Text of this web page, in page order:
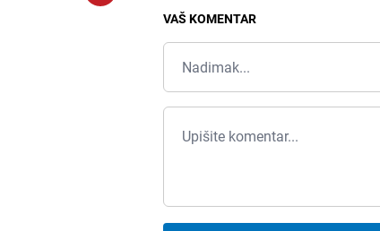
VAŠ KOMENTAR